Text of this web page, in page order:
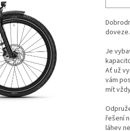
doveze.
Je
Ať už
vám
mít
řešení
láhev